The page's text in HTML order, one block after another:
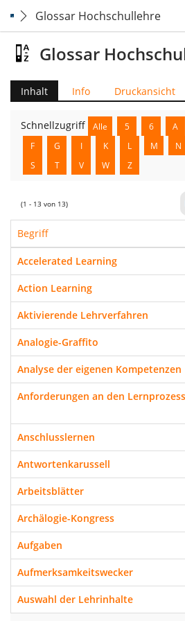
Glossar Hochschullehre
Glossar
Inhalt Info Druckansicht
Schnellzugriff Alle 5 6 A
F
G I K L M N
S
T V W Z
(1 - 13 von 13)
Begriff
Accelerated Learning
Action Learning
Aktivierende Lehrverfahren
Analogie-Graffito
Analyse der eigenen Kompetenzen
Anforderungen an den Lernprozess
Anschlusslernen
Antwortenkarussell
Arbeitsblätter
Archälogie-Kongress
Aufgaben
Aufmerksamkeitswecker
Auswahl der Lehrinhalte